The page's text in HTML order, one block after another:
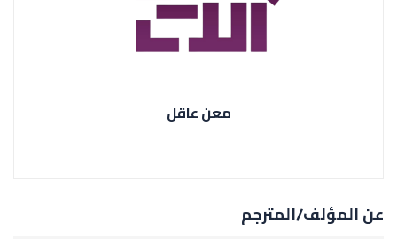
معن عاقل
عن المؤلف/المترجم